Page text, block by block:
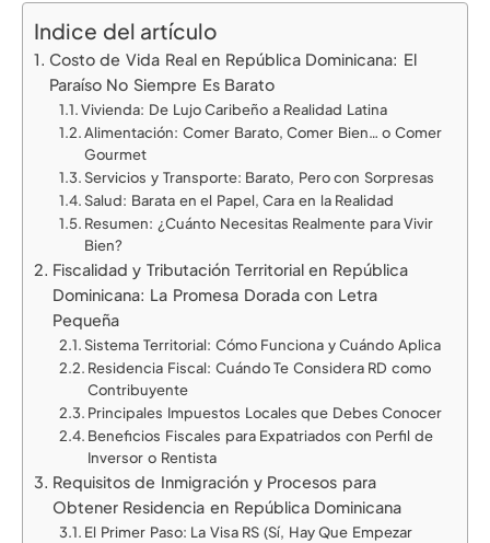
Indice del artículo
Costo de Vida Real en República Dominicana: El
Paraíso No Siempre Es Barato
Vivienda: De Lujo Caribeño a Realidad Latina
Alimentación: Comer Barato, Comer Bien… o Comer
Gourmet
Servicios y Transporte: Barato, Pero con Sorpresas
Salud: Barata en el Papel, Cara en la Realidad
Resumen: ¿Cuánto Necesitas Realmente para Vivir
Bien?
Fiscalidad y Tributación Territorial en República
Dominicana: La Promesa Dorada con Letra
Pequeña
Sistema Territorial: Cómo Funciona y Cuándo Aplica
Residencia Fiscal: Cuándo Te Considera RD como
Contribuyente
Principales Impuestos Locales que Debes Conocer
Beneficios Fiscales para Expatriados con Perfil de
Inversor o Rentista
Requisitos de Inmigración y Procesos para
Obtener Residencia en República Dominicana
El Primer Paso: La Visa RS (Sí, Hay Que Empezar